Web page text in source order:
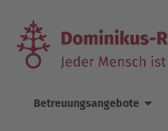
Betreuungsangebote